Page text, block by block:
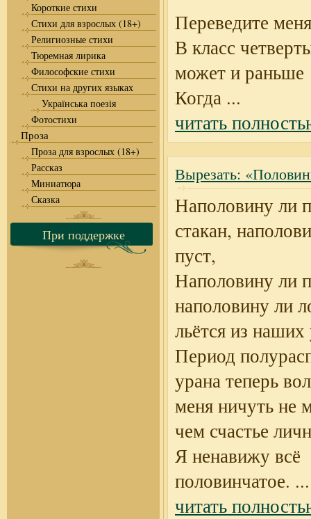
Короткие стихи
Стихи для взрослых (18+)
Религиозные стихи
Тюремная лирика
Философские стихи
Стихи на других языках
Українська поезія
Фотостихи
Проза
Проза для взрослых (18+)
Рассказ
Миниатюра
Сказка
При поддержке
Переведите
В класс
может и раньше
Когда ...
читать
Вырезать:
Наполовину ли
стакан,
пуст,
Наполовину ли
наполовину ли
льётся из наших
Период
урана теперь
меня ничуть не
чем счастье
Я ненавижу всё
половинчатое. ...
читать